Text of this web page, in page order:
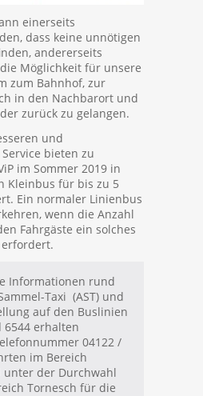
einerseits
dass keine unnötigen
andererseits
Möglichkeit für unsere
zum Bahnhof, zur
in den Nachbarort und
zurück zu gelangen.
und
bieten zu
im Sommer 2019 in
Kleinbus für bis zu 5
Ein normaler Linienbus
wenn die Anzahl
Fahrgäste ein solches
Informationen rund
Taxi (AST) und
auf den Buslinien
6544 erhalten
04122 /
im Bereich
unter der Durchwahl
Tornesch für die